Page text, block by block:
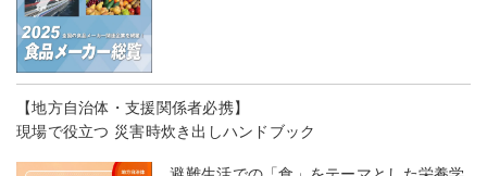
【地方自治体・支援関係者必携】
現場で役立つ 災害時炊き出しハンドブック